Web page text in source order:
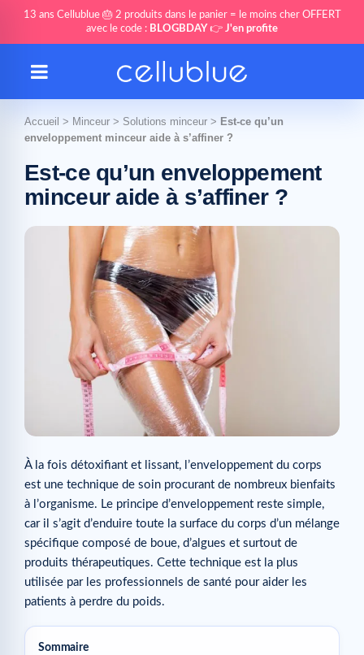
13 ans Cellublue 🎂 2 produits dans le panier = le moins cher OFFERT
avec le code : BLOGBDAY 👉 J'en profite
Accueil > Minceur > Solutions minceur > Est-ce qu’un
enveloppement minceur aide à s’affiner ?
Est-ce qu’un enveloppement
minceur aide à s’affiner ?
À la fois détoxifiant et lissant, l’enveloppement du corps
est une technique de soin procurant de nombreux bienfaits
à l’organisme. Le principe d’enveloppement reste simple,
car il s’agit d’enduire toute la surface du corps d’un mélange
spécifique composé de boue, d’algues et surtout de
produits thérapeutiques. Cette technique est la plus
utilisée par les professionnels de santé pour aider les
patients à perdre du poids.
Sommaire